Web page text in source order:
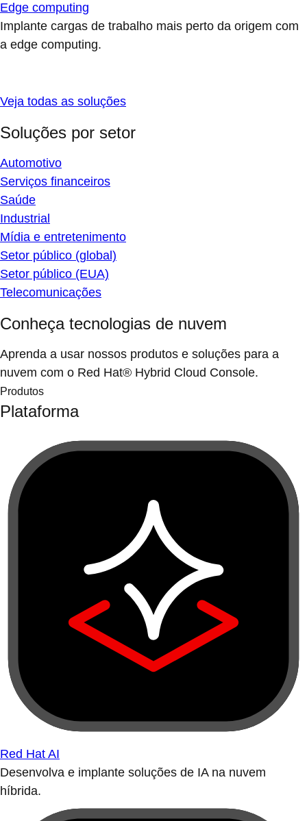
Edge computing
Implante cargas de trabalho mais perto da origem com
a edge computing.
Veja todas as soluções
Soluções por setor
Automotivo
Serviços financeiros
Saúde
Industrial
Mídia e entretenimento
Setor público (global)
Setor público (EUA)
Telecomunicações
Conheça tecnologias de nuvem
Aprenda a usar nossos produtos e soluções para a
nuvem com o Red Hat® Hybrid Cloud Console.
Produtos
Plataforma
Red Hat AI
Desenvolva e implante soluções de IA na nuvem
híbrida.